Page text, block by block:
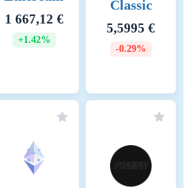
1 667,12 €
+1.42%
Classic
5,5995 €
-0.29%